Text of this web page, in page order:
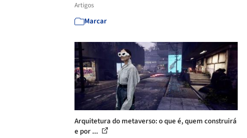
Artigos
Marcar
Arquitetura do metaverso: o que é, quem construirá
e por ...